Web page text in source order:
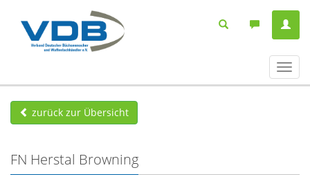
ein-/
zurück zur Übersicht
FN Herstal Browning